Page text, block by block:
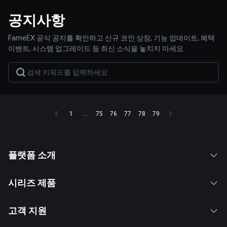
공지사항
FameEX 공식 공지를 확인하고 신규 코인 상장, 기능 업데이트, 혜택
이벤트, 시스템 업그레이드 등 최신 소식을 놓치지 마세요.
1 ... 75 76 77 78 79
플랫폼 소개
시리즈 제품
고객 지원